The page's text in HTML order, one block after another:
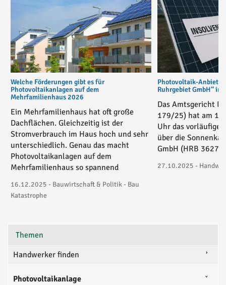
Welche Förderungen gibt es für
Photovoltaikanlagen auf dem
Mehrfamilienhaus 2026
Ein Mehrfamilienhaus hat oft große
Dachflächen. Gleichzeitig ist der
Stromverbrauch im Haus hoch und sehr
unterschiedlich. Genau das macht
Photovoltaikanlagen auf dem
Mehrfamilienhaus so spannend
16.12.2025 - Bauwirtschaft & Politik - Bau
Katastrophe
Photovoltaik-Anbieter
Ruhrgebiet GmbH“ in
Das Amtsgericht
179/25) hat am
Uhr das vorläufige
über die
GmbH (HRB
27.10.2025 -
Themen
Handwerker finden
Photovoltaikanlage